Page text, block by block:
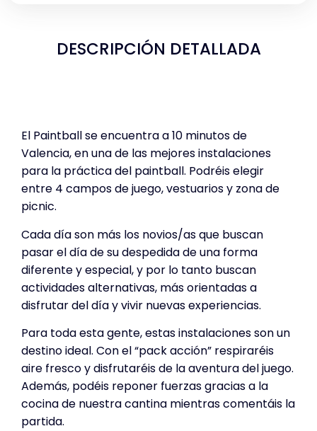
DESCRIPCIÓN DETALLADA
El Paintball se encuentra a 10 minutos de
Valencia, en una de las mejores instalaciones
para la práctica del paintball. Podréis elegir
entre 4 campos de juego, vestuarios y zona de
picnic.
Cada día son más los novios/as que buscan
pasar el día de su despedida de una forma
diferente y especial, y por lo tanto buscan
actividades alternativas, más orientadas a
disfrutar del día y vivir nuevas experiencias.
Para toda esta gente, estas instalaciones son un
destino ideal. Con el “pack acción” respiraréis
aire fresco y disfrutaréis de la aventura del juego.
Además, podéis reponer fuerzas gracias a la
cocina de nuestra cantina mientras comentáis la
partida.